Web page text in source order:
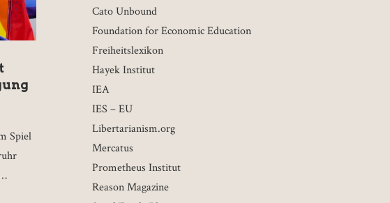
Spiel
Cato Unbound
Foundation for Economic Education
Freiheitslexikon
Hayek Institut
IEA
IES – EU
Libertarianism.org
Mercatus
Prometheus Institut
Reason Magazine